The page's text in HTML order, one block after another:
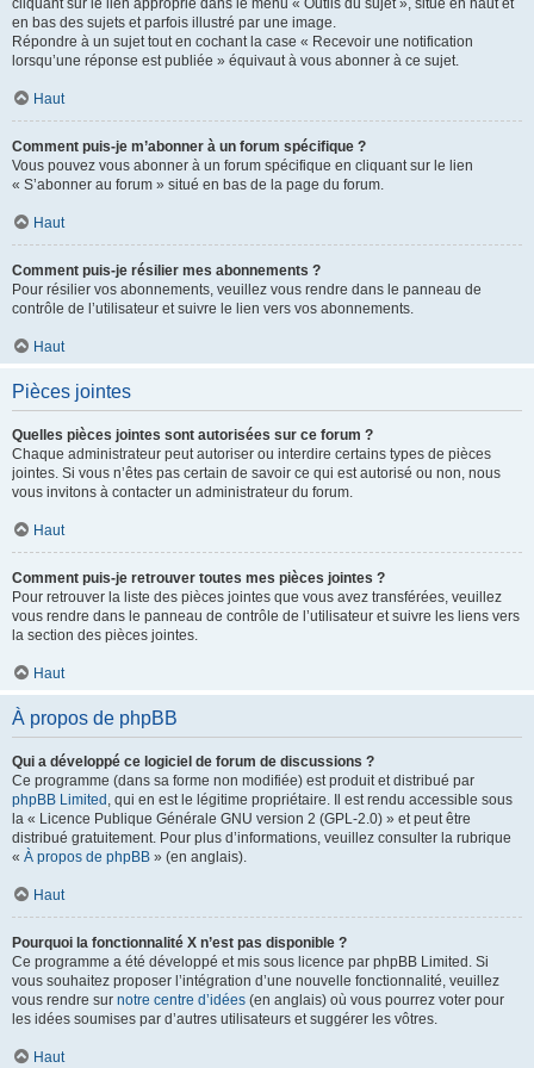
cliquant sur le lien approprié dans le menu « Outils du sujet », situé en haut et
en bas des sujets et parfois illustré par une image.
Répondre à un sujet tout en cochant la case « Recevoir une notification
lorsqu’une réponse est publiée » équivaut à vous abonner à ce sujet.
Haut
Comment puis-je m’abonner à un forum spécifique ?
Vous pouvez vous abonner à un forum spécifique en cliquant sur le lien
« S’abonner au forum » situé en bas de la page du forum.
Haut
Comment puis-je résilier mes abonnements ?
Pour résilier vos abonnements, veuillez vous rendre dans le panneau de
contrôle de l’utilisateur et suivre le lien vers vos abonnements.
Haut
Pièces jointes
Quelles pièces jointes sont autorisées sur ce forum ?
Chaque administrateur peut autoriser ou interdire certains types de pièces
jointes. Si vous n’êtes pas certain de savoir ce qui est autorisé ou non, nous
vous invitons à contacter un administrateur du forum.
Haut
Comment puis-je retrouver toutes mes pièces jointes ?
Pour retrouver la liste des pièces jointes que vous avez transférées, veuillez
vous rendre dans le panneau de contrôle de l’utilisateur et suivre les liens vers
la section des pièces jointes.
Haut
À propos de phpBB
Qui a développé ce logiciel de forum de discussions ?
Ce programme (dans sa forme non modifiée) est produit et distribué par
phpBB Limited , qui en est le légitime propriétaire. Il est rendu accessible sous
la « Licence Publique Générale GNU version 2 (GPL-2.0) » et peut être
distribué gratuitement. Pour plus d’informations, veuillez consulter la rubrique
« À propos de phpBB » (en anglais).
Haut
Pourquoi la fonctionnalité X n’est pas disponible ?
Ce programme a été développé et mis sous licence par phpBB Limited. Si
vous souhaitez proposer l’intégration d’une nouvelle fonctionnalité, veuillez
vous rendre sur notre centre d’idées (en anglais) où vous pourrez voter pour
les idées soumises par d’autres utilisateurs et suggérer les vôtres.
Haut